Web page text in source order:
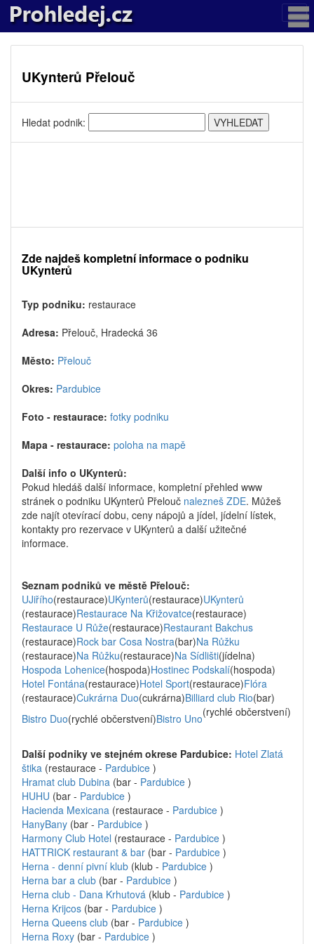
UKynterů Přelouč
Hledat podnik:
Zde najdeš kompletní informace o podniku
UKynterů
Typ podniku: restaurace
Adresa: Přelouč, Hradecká 36
Město: Přelouč
Okres: Pardubice
Foto - restaurace: fotky podniku
Mapa - restaurace: poloha na mapě
Další info o UKynterů:
Pokud hledáš další informace, kompletní přehled www
stránek o podniku UKynterů Přelouč nalezneš ZDE. Můžeš
zde najít otevírací dobu, ceny nápojů a jídel, jídelní lístek,
kontakty pro rezervace v UKynterů a další užitečné
informace.
Seznam podniků ve městě Přelouč:
UJiřího(restaurace)UKynterů(restaurace)UKynterů
(restaurace)Restaurace Na Křižovatce(restaurace)
Restaurace U Růže(restaurace)Restaurant Bakchus
(restaurace)Rock bar Cosa Nostra(bar)Na Růžku
(restaurace)Na Růžku(restaurace)Na Sídlišti(jídelna)
Hospoda Lohenice(hospoda)Hostinec Podskalí(hospoda)
Hotel Fontána(restaurace)Hotel Sport(restaurace)Flóra
(restaurace)Cukrárna Duo(cukrárna)Billiard club Rio(bar)
Bistro Duo(rychlé občerstvení)Bistro Uno(rychlé občerstvení)
Další podniky ve stejném okrese Pardubice: Hotel Zlatá
štika (restaurace - Pardubice )
Hramat club Dubina (bar - Pardubice )
HUHU (bar - Pardubice )
Hacienda Mexicana (restaurace - Pardubice )
HanyBany (bar - Pardubice )
Harmony Club Hotel (restaurace - Pardubice )
HATTRICK restaurant & bar (bar - Pardubice )
Herna - denní pivní klub (klub - Pardubice )
Herna bar a club (bar - Pardubice )
Herna club - Dana Krhutová (klub - Pardubice )
Herna Krijcos (bar - Pardubice )
Herna Queens club (bar - Pardubice )
Herna Roxy (bar - Pardubice )